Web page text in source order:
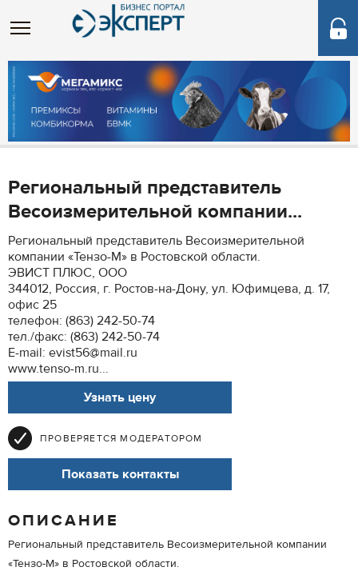
Региональный представитель
Весоизмерительной компании...
Региональный представитель Весоизмерительной
компании «Тензо-М» в Ростовской области.
ЭВИСТ ПЛЮС, ООО
344012, Россия, г. Ростов-на-Дону, ул. Юфимцева, д. 17,
офис 25
телефон: (863) 242-50-74
тел./факс: (863) 242-50-74
Е-mail: evist56@mail.ru
www.tenso-m.ru...
Узнать цену
ПРОВЕРЯЕТСЯ МОДЕРАТОРОМ
Показать контакты
ОПИСАНИЕ
Региональный представитель Весоизмерительной компании
«Тензо-М» в Ростовской области.